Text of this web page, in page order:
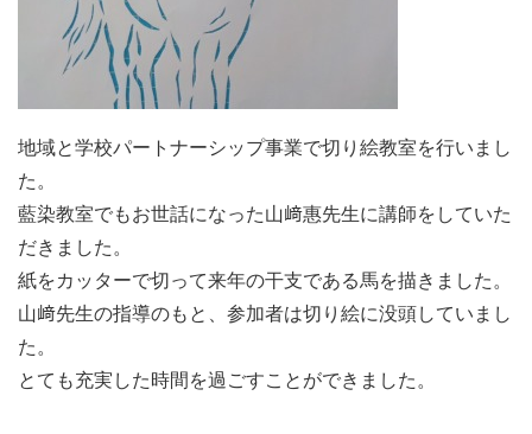
地域と学校パートナーシップ事業で切り絵教室を行いまし
た。
藍染教室でもお世話になった山﨑惠先生に講師をしていた
だきました。
紙をカッターで切って来年の干支である馬を描きました。
山﨑先生の指導のもと、参加者は切り絵に没頭していまし
た。
とても充実した時間を過ごすことができました。